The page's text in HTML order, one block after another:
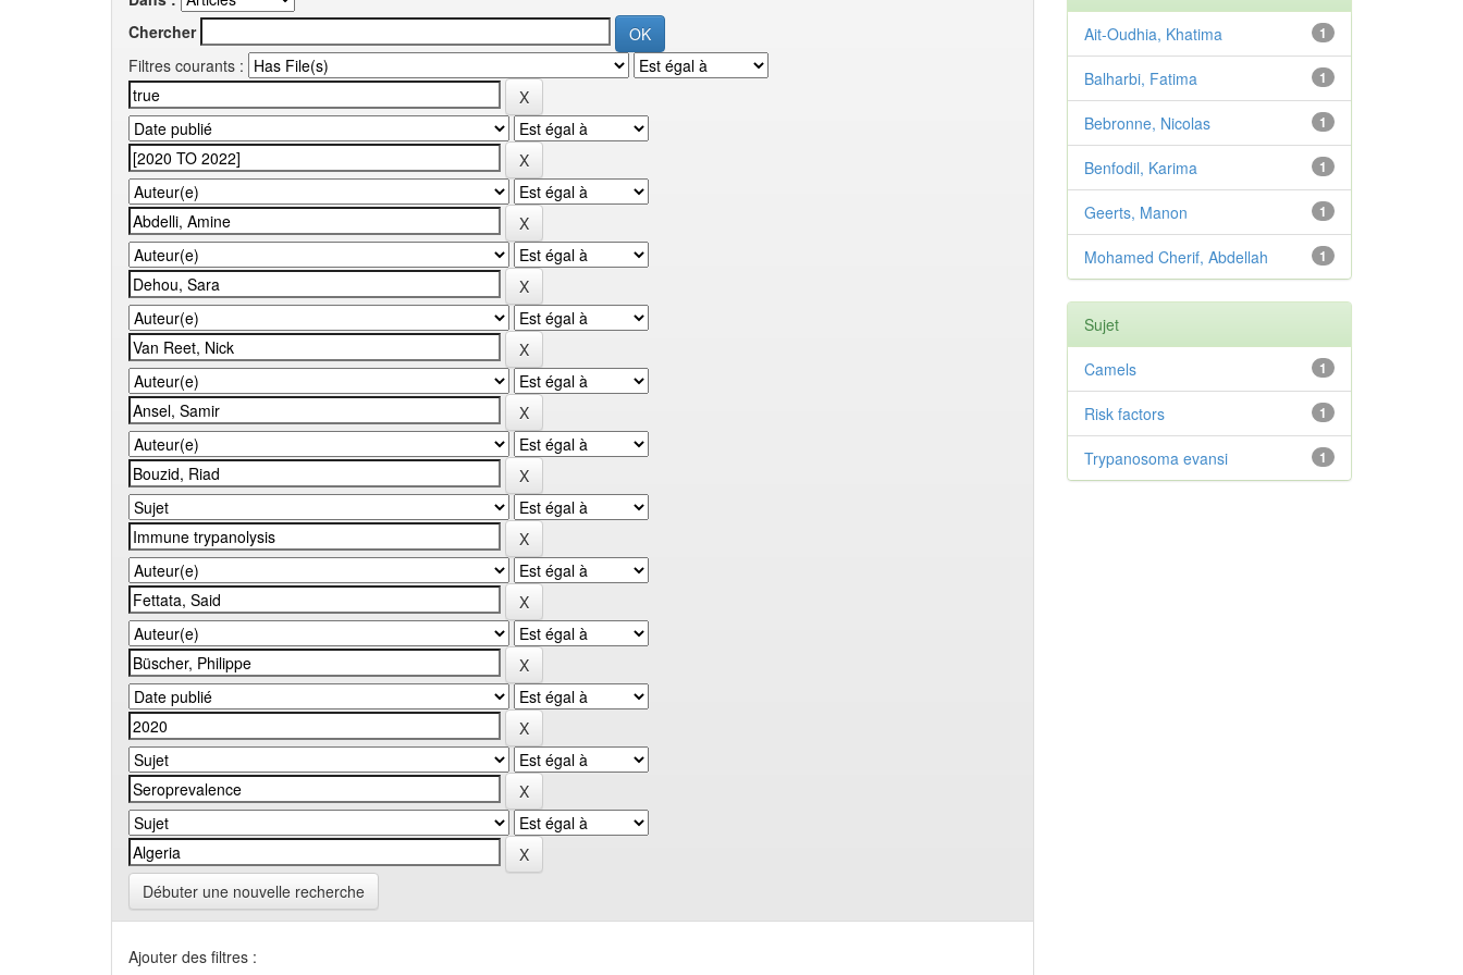
Chercher
Filtres courants :
Débuter une nouvelle recherche
Ajouter des filtres :
1
Ait-Oudhia, Khatima
1
Balharbi, Fatima
1
Bebronne, Nicolas
1
Benfodil, Karima
1
Geerts, Manon
1
Mohamed Cherif, Abdellah
Sujet
1
Camels
1
Risk factors
1
Trypanosoma evansi